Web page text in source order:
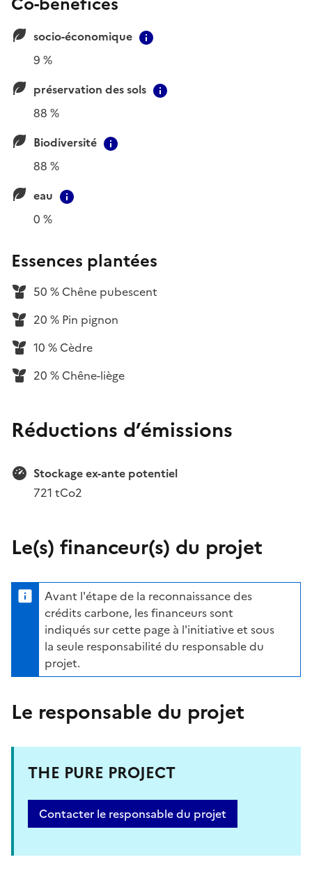
socio-économique
9 %
préservation des sols
88 %
Biodiversité
88 %
eau
0 %
Essences plantées
50 % Chêne pubescent
20 % Pin pignon
10 % Cèdre
20 % Chêne-liège
Réductions d’émissions
Stockage ex-ante potentiel
721 tCo2
Le(s) financeur(s) du projet
Avant l'étape de la reconnaissance des
crédits carbone, les financeurs sont
indiqués sur cette page à l'initiative et sous
la seule responsabilité du responsable du
projet.
Le responsable du projet
THE PURE PROJECT
Contacter le responsable du projet